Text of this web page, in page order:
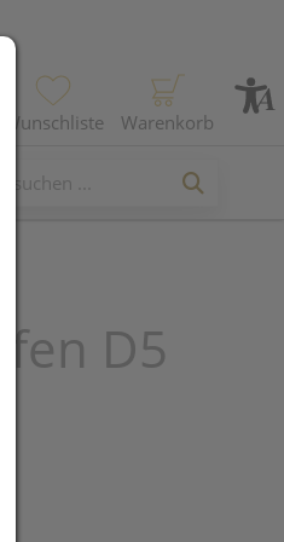
Wunschliste Warenkorb
D5